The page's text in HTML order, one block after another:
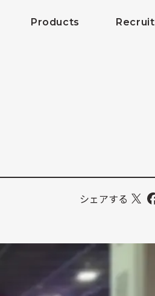
Products Recruit
シェアする